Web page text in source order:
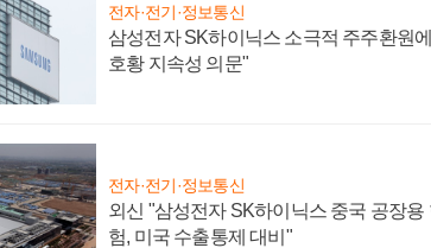
전자·전기·정보통신
삼성전자 SK하이닉스 소극적 주주환원
호황 지속성 의문"
전자·전기·정보통신
외신 "삼성전자 SK하이닉스 중국 공장용
험, 미국 수출통제 대비"